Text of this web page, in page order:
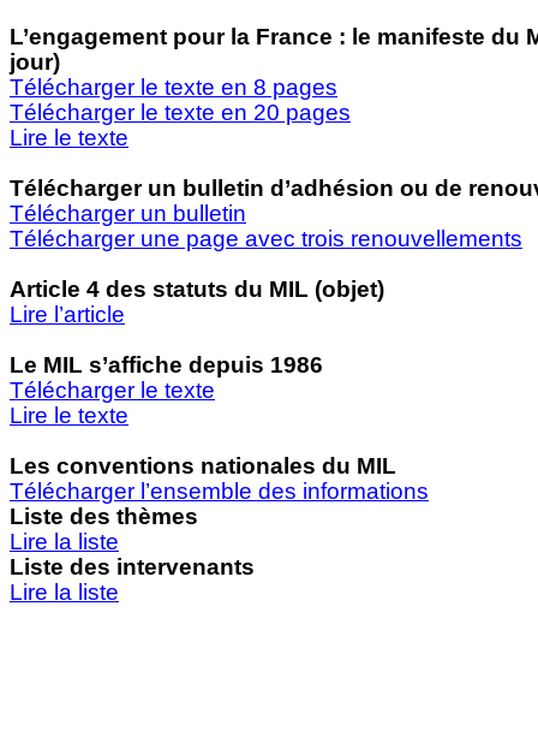
L’engagement pour la France : le manifeste du
jour)
Télécharger le texte en 8 pages
Télécharger le texte en 20 pages
Lire le texte
Télécharger un bulletin d’adhésion ou de
Télécharger un bulletin
Télécharger une page avec trois renouvellements
Article 4 des statuts du MIL (objet)
Lire l’article
Le MIL s’affiche depuis 1986
Télécharger le texte
Lire le texte
Les conventions nationales du MIL
Télécharger l’ensemble des informations
Liste des thèmes
Lire la liste
Liste des intervenants
Lire la liste